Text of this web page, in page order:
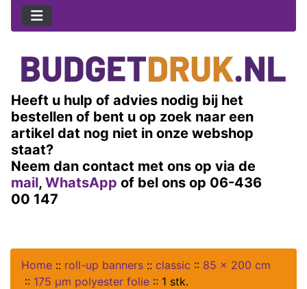
Heeft u hulp of advies nodig bij het
bestellen of bent u op zoek naar een
artikel dat nog niet in onze webshop
staat?
Neem dan contact met ons op via de
mail, WhatsApp of bel ons op 06-436
00 147
Home :: roll-up banners :: classic :: 85 x 200 cm
:: 175 µm polyester folie :: 1 stk.